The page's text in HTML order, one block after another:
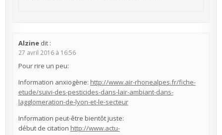
Alzine dit :
27 avril 2016 à 16:56
Pour rire un peu:
Information anxiogène: http://www.air-rhonealpes.fr/fiche-
etude/suivi-des-pesticides-dans-lair-ambiant-dans-
lagglomeration-de-lyon-et-le-secteur
Information peut-être bientôt juste:
début de citation http://www.actu-